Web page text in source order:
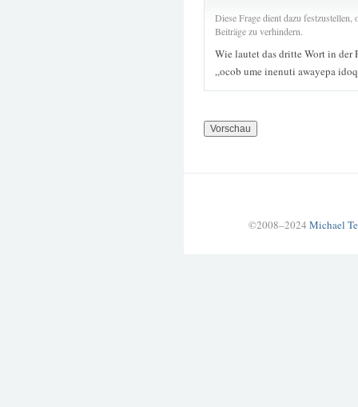
Diese Frage dient dazu
Beiträge zu verhindern.
Wie lautet das dritte Wort in der
„ocob ume inenuti awayepa
©2008–2024 Michael